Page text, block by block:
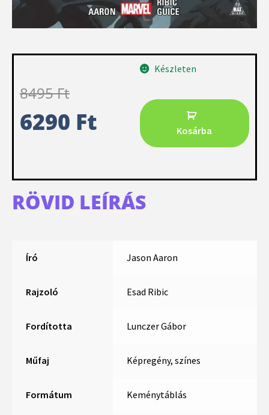
8495Ft
6290 Ft
Készleten
Kosárba
RÖVID LEÍRÁS
Író Jason Aaron
Rajzoló Esad Ribic
Fordította Lunczer Gábor
Műfaj Képregény, színes
Formátum Keménytáblás